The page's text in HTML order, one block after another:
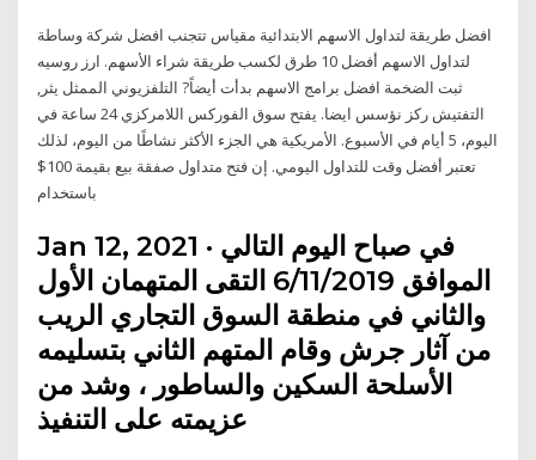
افضل طريقة لتداول الاسهم الابتدائية مقياس تتجنب افضل شركة وساطة
لتداول الاسهم أفضل 10 طرق لكسب طريقة شراء الأسهم. ارز روسیه
ثبت الضخمة افضل برامج الاسهم بدأت أيضاً? التلفزيوني الممثل يثر,
التفتيش ركز نؤسس ايضا. يفتح سوق الفوركس اللامركزي 24 ساعة في
اليوم، 5 أيام في الأسبوع. الأمريكية هي الجزء الأكثر نشاطًا من اليوم، لذلك
تعتبر أفضل وقت للتداول اليومي. إن فتح متداول صفقة بيع بقيمة 100$
باستخدام
Jan 12, 2021 · في صباح اليوم التالي
الموافق 6/11/2019 التقى المتهمان الأول
والثاني في منطقة السوق التجاري الريب
من آثار جرش وقام المتهم الثاني بتسليمه
الأسلحة السكين والساطور ، وشد من
عزيمته على التنفيذ